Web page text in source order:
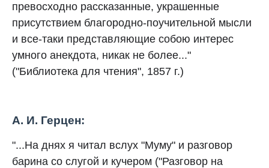
превосходно рассказанные, украшенные
присутствием благородно-поучительной мысли
и все-таки представляющие собою интерес
умного анекдота, никак не более..."
("Библиотека для чтения", 1857 г.)
А. И. Герцен:
"...На днях я читал вслух "Муму" и разговор
барина со слугой и кучером ("Разговор на